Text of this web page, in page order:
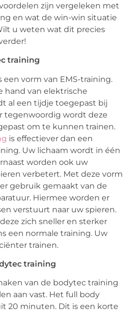
zijn vergeleken met
en wat de win-win situatie
u weten wat dit precies
training
een vorm van EMS-training.
hand van elektrische
al een tijdje toegepast bij
tegenwoordig wordt deze
om te kunnen trainen.
is effectiever dan een
Uw lichaam wordt in één
worden ook uw
verbetert. Met deze vorm
gebruik gemaakt van de
Hiermee worden er
verstuurt naar uw spieren.
zich sneller en sterker
een normale training. Uw
trainen.
training
van de bodytec training
aan vast. Het full body
20 minuten. Dit is een korte